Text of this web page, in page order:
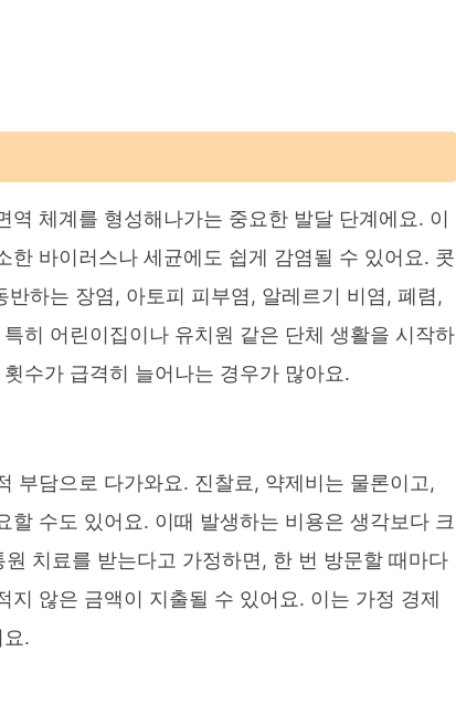
체계를 형성해나가는 중요한 발달 단계에요. 이
바이러스나 세균에도 쉽게 감염될 수 있어요. 콧
하는 장염, 아토피 피부염, 알레르기 비염, 폐렴,
히 어린이집이나 유치원 같은 단체 생활을 시작하
수가 급격히 늘어나는 경우가 많아요.
부담으로 다가와요. 진찰료, 약제비는 물론이고,
수도 있어요. 이때 발생하는 비용은 생각보다 크
치료를 받는다고 가정하면, 한 번 방문할 때마다
않은 금액이 지출될 수 있어요. 이는 가정 경제
.